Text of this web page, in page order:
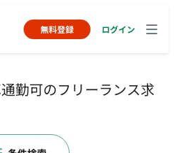
無料登録 ログイン
勤可のフリーランス求